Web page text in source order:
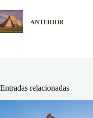
ANTERIOR
Entradas relacionadas